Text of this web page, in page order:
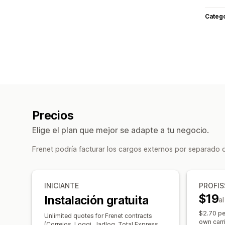
Precios
Elige el plan que mejor se adapte a tu negocio.
Frenet podría facturar los cargos externos por separado
INICIANTE
Instalación gratuita
Unlimited quotes for Frenet contracts
$19
$2.70
own